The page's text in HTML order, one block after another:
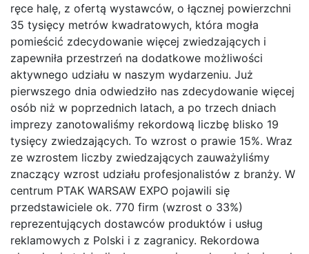
ręce halę, z ofertą wystawców, o łącznej powierzchni
35 tysięcy metrów kwadratowych, która mogła
pomieścić zdecydowanie więcej zwiedzających i
zapewniła przestrzeń na dodatkowe możliwości
aktywnego udziału w naszym wydarzeniu. Już
pierwszego dnia odwiedziło nas zdecydowanie więcej
osób niż w poprzednich latach, a po trzech dniach
imprezy zanotowaliśmy rekordową liczbę blisko 19
tysięcy zwiedzających. To wzrost o prawie 15%. Wraz
ze wzrostem liczby zwiedzających zauważyliśmy
znaczący wzrost udziału profesjonalistów z branży. W
centrum PTAK WARSAW EXPO pojawili się
przedstawiciele ok. 770 firm (wzrost o 33%)
reprezentujących dostawców produktów i usług
reklamowych z Polski i z zagranicy. Rekordowa